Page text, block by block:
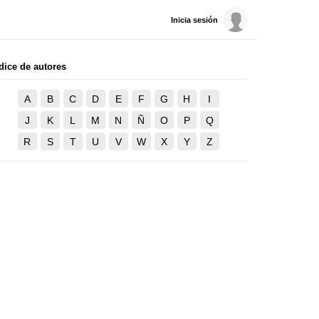
Inicia sesión
de autores
A B C D E F G H
I
J
K L M N Ñ O P
Q
R
S T U V W X Y Z